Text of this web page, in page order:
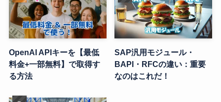
OpenAI APIキーを【最低
料金+一部無料】で取得す
る方法
SAP汎用モジュール・
BAPI・RFCの違い：重要
なのはこれだ！